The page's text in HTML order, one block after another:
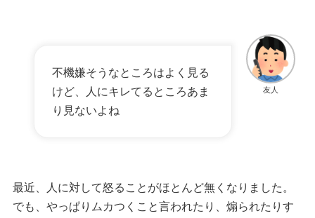
友人
不機嫌そうなところはよく見る
けど、人にキレてるところあま
り見ないよね
最近、人に対して怒ることがほとんど無くなりました。
でも、やっぱりムカつくこと言われたり、煽られたりす